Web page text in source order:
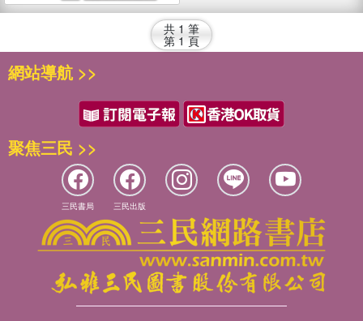
共 1 筆
第 1 頁
網站導航 >>
聚焦三民 >>
三民書局 三民出版